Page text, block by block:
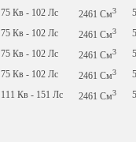
75 Кв - 102 Лс 2461 См3
5
75 Кв - 102 Лс 2461 См3
5
75 Кв - 102 Лс 2461 См3
5
75 Кв - 102 Лс 2461 См3
5
111 Кв - 151 Лс 2461 См3 5